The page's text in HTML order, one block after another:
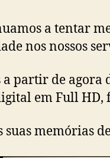
a tentar
nos nossos
a partir de agora
em Full HD,
suas memórias